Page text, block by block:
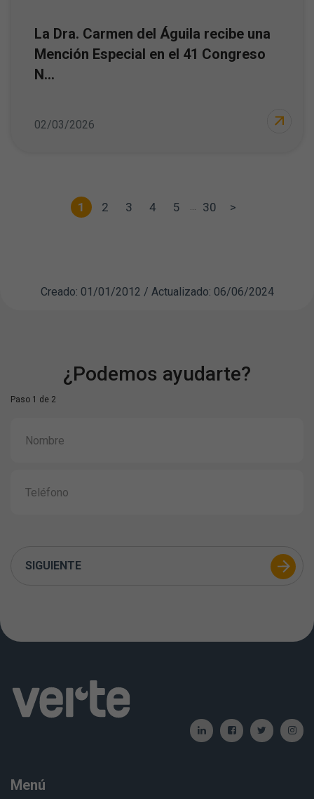
La Dra. Carmen del Águila recibe una
Mención Especial en el 41 Congreso
N...
02/03/2026
1 2 3 4 5 ... 30 >
Creado: 01/01/2012 / Actualizado: 06/06/2024
¿Podemos ayudarte?
Paso 1 de 2
SIGUIENTE
Menú